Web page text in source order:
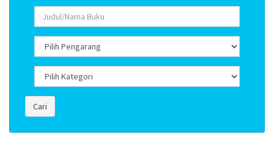
Cari